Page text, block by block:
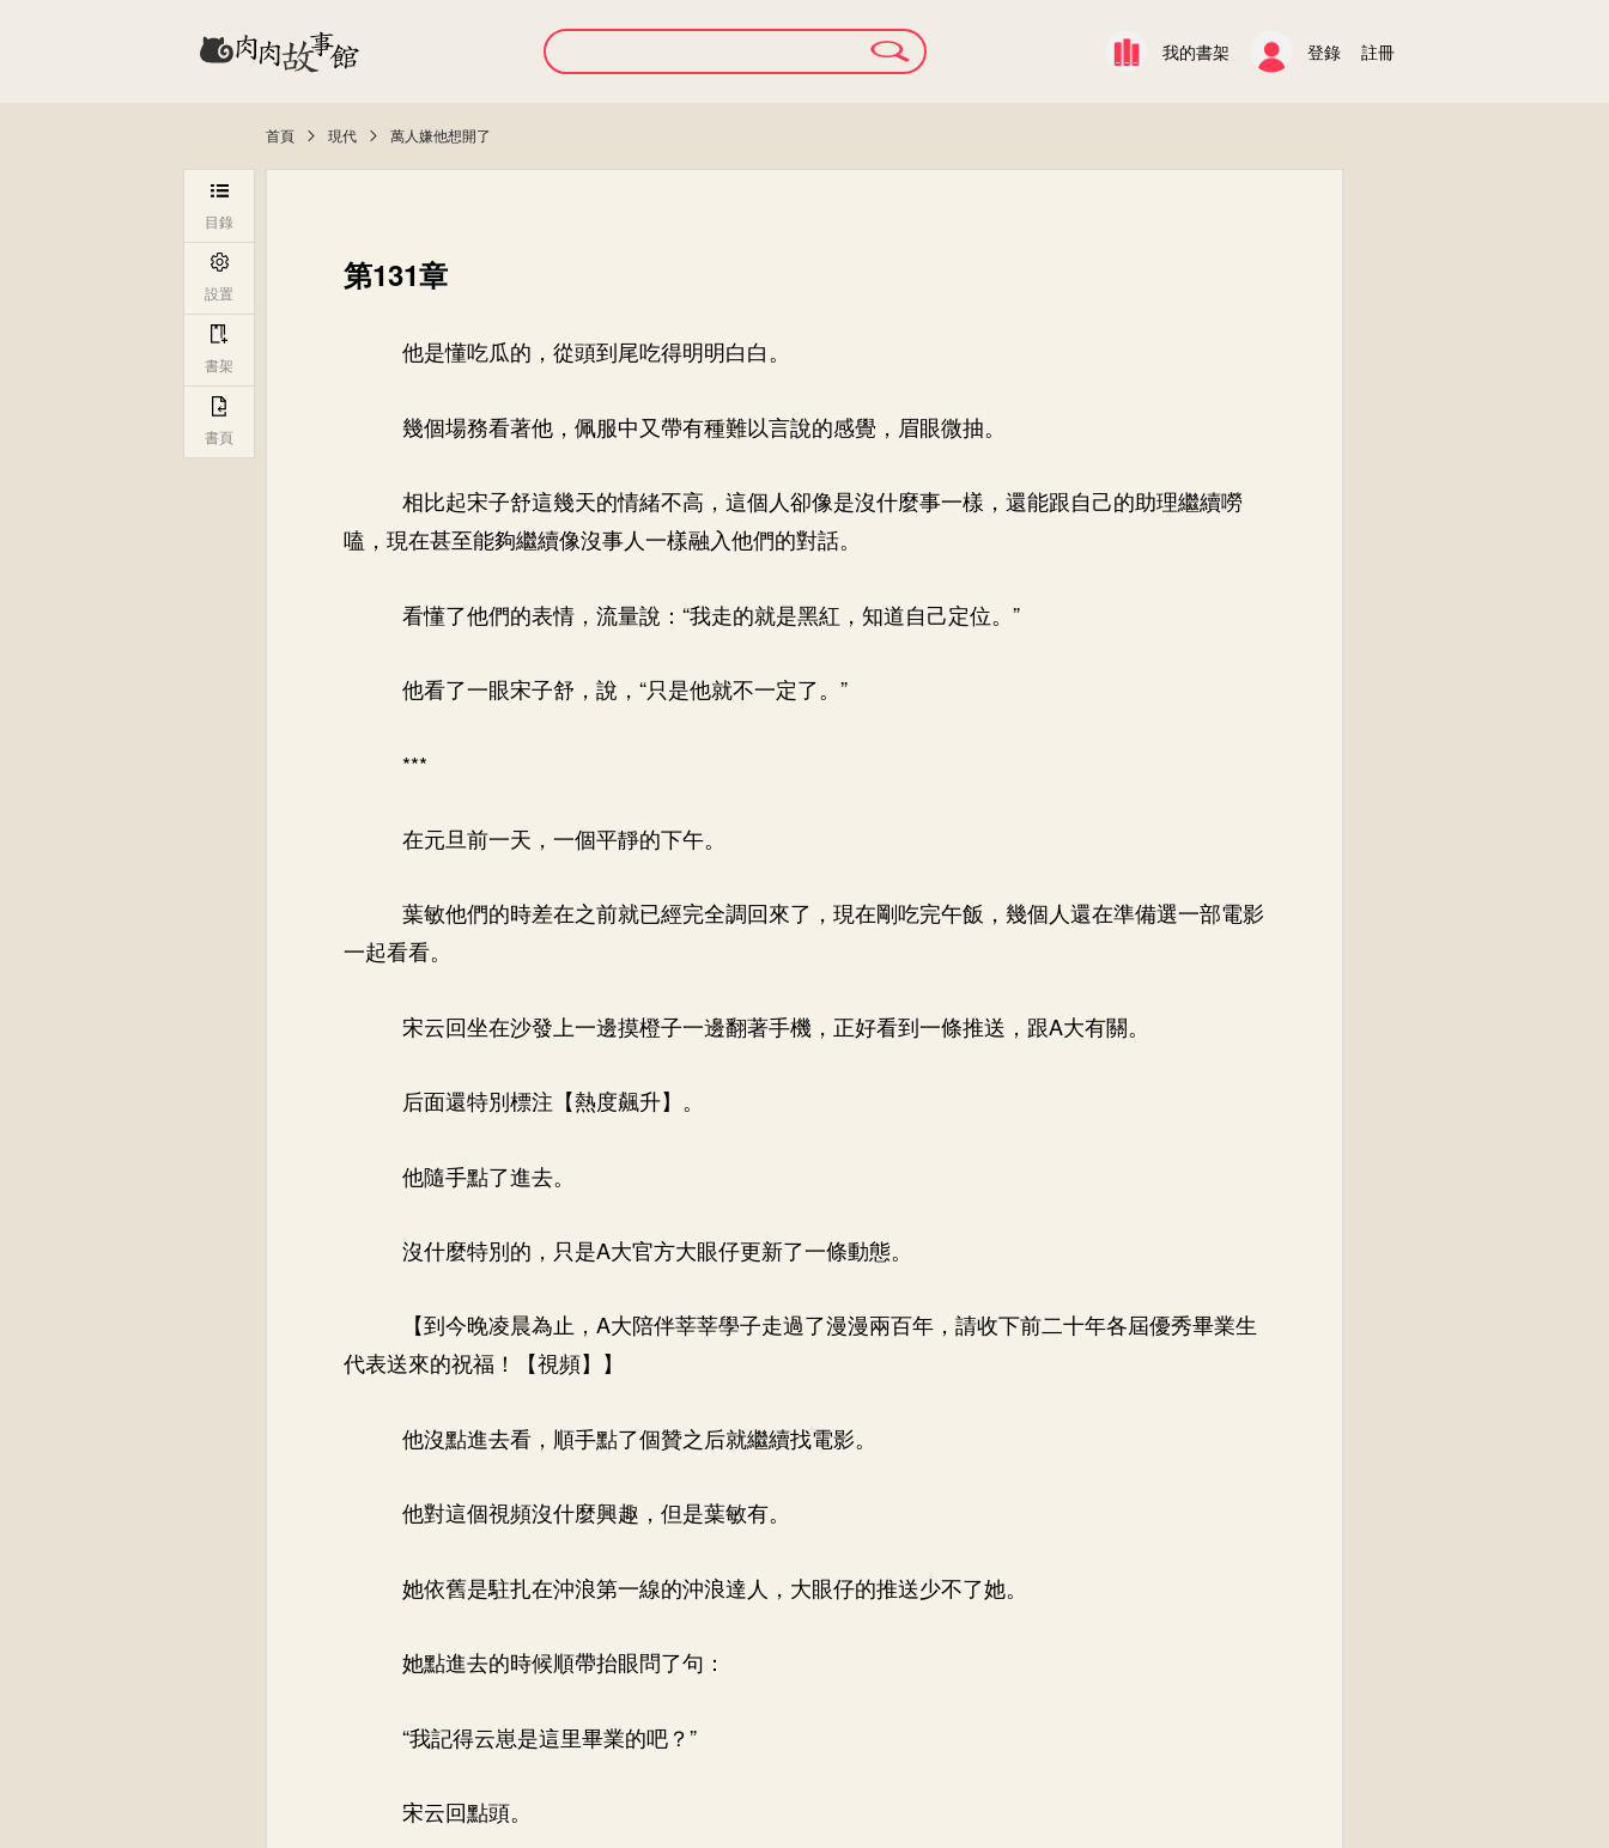
我的書架 登錄 註冊
首頁 現代 萬人嫌他想開了
目錄
設置
書架
書頁
第131章
他是懂吃瓜的，從頭到尾吃得明明白白。
幾個場務看著他，佩服中又帶有種難以言說的感覺，眉眼微抽。
相比起宋子舒這幾天的情緒不高，這個人卻像是沒什麼事一樣，還能跟自己的助理繼續嘮
嗑，現在甚至能夠繼續像沒事人一樣融入他們的對話。
看懂了他們的表情，流量說：“我走的就是黑紅，知道自己定位。”
他看了一眼宋子舒，說，“只是他就不一定了。”
***
在元旦前一天，一個平靜的下午。
葉敏他們的時差在之前就已經完全調回來了，現在剛吃完午飯，幾個人還在準備選一部電影
一起看看。
宋云回坐在沙發上一邊摸橙子一邊翻著手機，正好看到一條推送，跟A大有關。
后面還特別標注【熱度飆升】。
他隨手點了進去。
沒什麼特別的，只是A大官方大眼仔更新了一條動態。
【到今晚凌晨為止，A大陪伴莘莘學子走過了漫漫兩百年，請收下前二十年各屆優秀畢業生
代表送來的祝福！【視頻】】
他沒點進去看，順手點了個贊之后就繼續找電影。
他對這個視頻沒什麼興趣，但是葉敏有。
她依舊是駐扎在沖浪第一線的沖浪達人，大眼仔的推送少不了她。
她點進去的時候順帶抬眼問了句：
“我記得云崽是這里畢業的吧？”
宋云回點頭。